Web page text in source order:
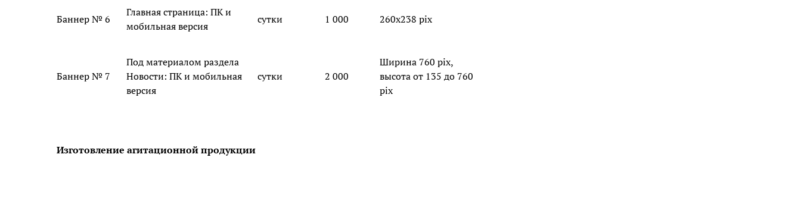
Баннер № 6
Главная страница: ПК и
мобильная версия
сутки 1 000 260х238 pix
Баннер № 7
Под материалом раздела
Новости: ПК и мобильная
версия
сутки 2 000
Ширина 760 pix,
высота от 135 до 760
pix
Изготовление агитационной продукции